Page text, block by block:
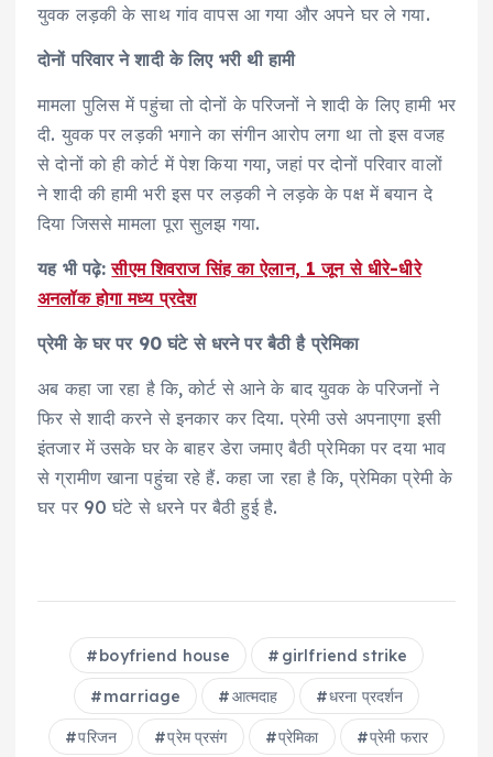
युवक लड़की के साथ गांव वापस आ गया और अपने घर ले गया.
दोनों परिवार ने शादी के लिए भरी थी हामी
मामला पुलिस में पहुंचा तो दोनों के परिजनों ने शादी के लिए हामी भर
दी. युवक पर लड़की भगाने का संगीन आरोप लगा था तो इस वजह
से दोनों को ही कोर्ट में पेश किया गया, जहां पर दोनों परिवार वालों
ने शादी की हामी भरी इस पर लड़की ने लड़के के पक्ष में बयान दे
दिया जिससे मामला पूरा सुलझ गया.
यह भी पढ़े:सीएम शिवराज सिंह का ऐलान, 1 जून से धीरे-धीरे
अनलॉक होगा मध्य प्रदेश
प्रेमी के घर पर 90 घंटे से धरने पर बैठी है प्रेमिका
अब कहा जा रहा है कि, कोर्ट से आने के बाद युवक के परिजनों ने
फिर से शादी करने से इनकार कर दिया. प्रेमी उसे अपनाएगा इसी
इंतजार में उसके घर के बाहर डेरा जमाए बैठी प्रेमिका पर दया भाव
से ग्रामीण खाना पहुंचा रहे हैं. कहा जा रहा है कि, प्रेमिका प्रेमी के
घर पर 90 घंटे से धरने पर बैठी हुई है.
boyfriend house girlfriend strike
marriage आत्मदाह धरना प्रदर्शन
परिजन प्रेम प्रसंग प्रेमिका प्रेमी फरार